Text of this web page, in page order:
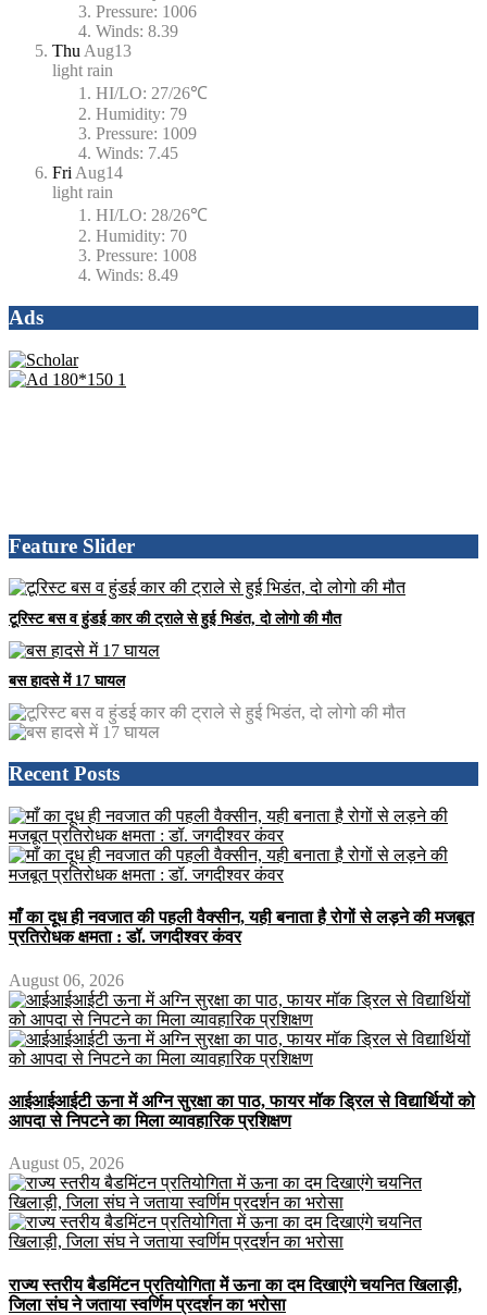
Pressure: 1006
Winds: 8.39
ThuAug13
light rain
HI/LO: 27/26℃
Humidity: 79
Pressure: 1009
Winds: 7.45
FriAug14
light rain
HI/LO: 28/26℃
Humidity: 70
Pressure: 1008
Winds: 8.49
Ads
Feature Slider
टूरिस्ट बस व हुंडई कार की ट्राले से हुई भिडंत, दो लोगो की मौत
बस हादसे में 17 घायल
Recent Posts
माँ का दूध ही नवजात की पहली वैक्सीन, यही बनाता है रोगों से लड़ने की मजबूत
प्रतिरोधक क्षमता : डॉ. जगदीश्वर कंवर
August 06, 2026
आईआईआईटी ऊना में अग्नि सुरक्षा का पाठ, फायर मॉक ड्रिल से विद्यार्थियों को
आपदा से निपटने का मिला व्यावहारिक प्रशिक्षण
August 05, 2026
राज्य स्तरीय बैडमिंटन प्रतियोगिता में ऊना का दम दिखाएंगे चयनित खिलाड़ी,
जिला संघ ने जताया स्वर्णिम प्रदर्शन का भरोसा